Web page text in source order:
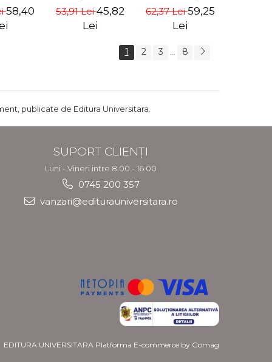
sa-ti
58,40
Gabriel I. Nastase
53,91 Lei45,82
Lei
impreuna, iar
altele nu. Editia a
62,37 Lei59,25
Lei
1 2 3 8
publicate de Editura Universitara.
SUPORT CLIENȚI
Luni - Vineri intre 8.00 - 16.00
0745 200 357
vanzari@editurauniversitara.ro
EDITURA UNIVERSITARA Platforma E-commerce by Gomag